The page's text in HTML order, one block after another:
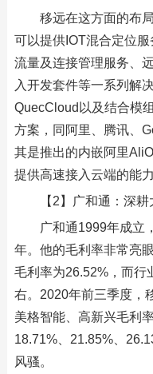
移远在这方面的布
可以提供IOT混合定位
流量及连接管理服务、
入开发套件等一系列解
QuecCloud以及结合模
方案，同阿里、腾讯、
其是推出的内嵌阿里
提供高速接入云端的能
【2】广和通：深
广和通1999年成立
年。他的毛利率非常亮
毛利率为26.52%，而行
右。2020年前三季度，
美格智能、高新兴毛利
18.71%、21.85%、
风骚。